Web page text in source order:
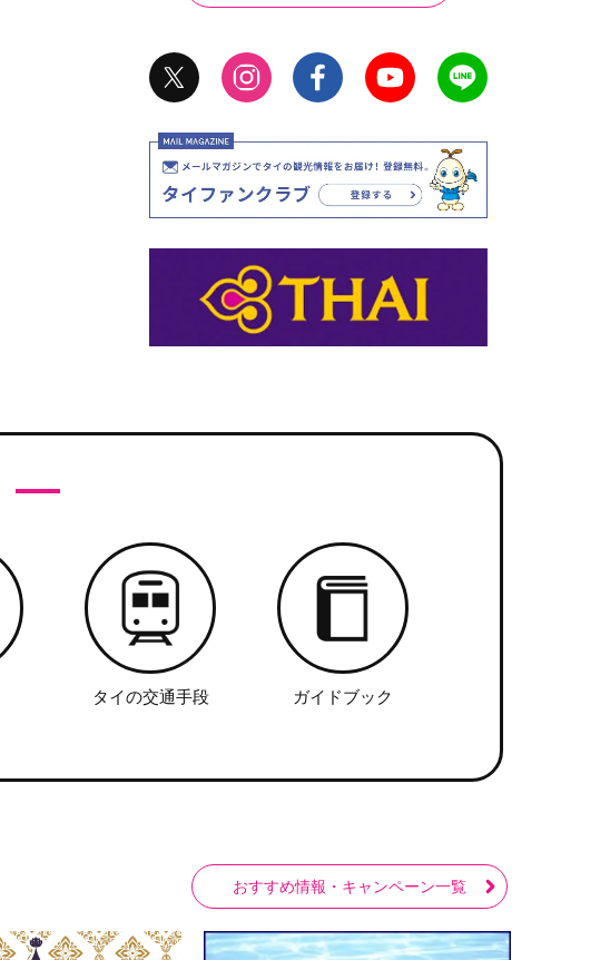
タイの交通手段 ガイドブック
おすすめ情報・キャンペーン一覧